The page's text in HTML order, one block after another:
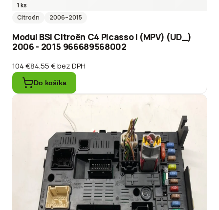
1 ks
Citroën
2006–2015
Modul BSI Citroën C4 Picasso I (MPV) (UD_)
2006 - 2015 966689568002
104 €84.55 €bez DPH
Do košíka